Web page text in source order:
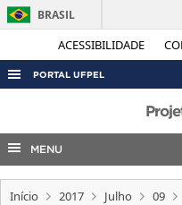
ACESSIBILIDADE
BRASIL
PORTAL UFPEL
ACESSO À INFORMAÇÃO
AUDITORIA
COBALTO
CONCURSOS
MENU
Início 2017 Julho 09